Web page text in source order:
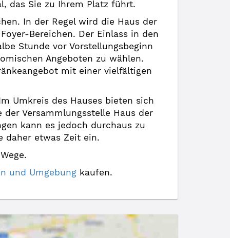
das Sie zu Ihrem Platz führt.
In der Regel wird die Haus der
Bereichen. Der Einlass in den
Stunde vor Vorstellungsbeginn
Angeboten zu wählen.
mit einer vielfältigen
Umkreis des Hauses bieten sich
Versammlungsstelle Haus der
kann es jedoch durchaus zu
daher etwas Zeit ein.
und Umgebung kaufen.